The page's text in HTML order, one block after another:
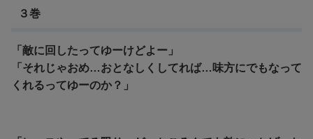
３巻
「敵に回したってゆーけどよー」
「それじゃおめ…おとなしくしてれば…味方にでもなって
くれるってゆーのか？」